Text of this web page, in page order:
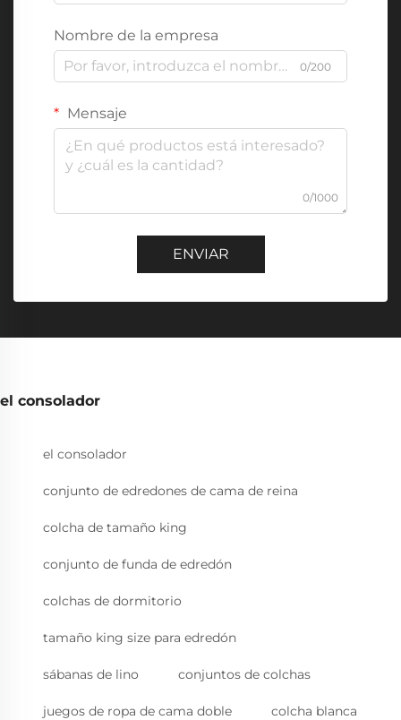
Nombre de la empresa
0/200
Mensaje
0/1000
ENVIAR
el consolador
el consolador
conjunto de edredones de cama de reina
colcha de tamaño king
conjunto de funda de edredón
colchas de dormitorio
tamaño king size para edredón
sábanas de lino conjuntos de colchas
juegos de ropa de cama doble colcha blanca